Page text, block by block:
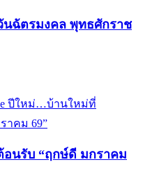
นฉัตรมงคล พุทธศักราช
นรับ “ฤกษ์ดี มกราคม